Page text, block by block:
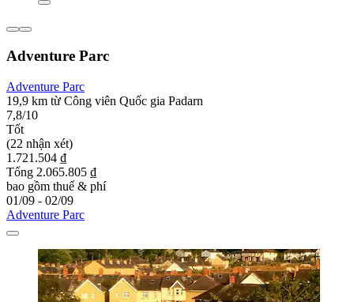
Adventure Parc
Adventure Parc
19,9 km từ Công viên Quốc gia Padarn
7,8/10
Tốt
(22 nhận xét)
1.721.504 ₫
Tổng 2.065.805 ₫
bao gồm thuế & phí
01/09 - 02/09
Adventure Parc